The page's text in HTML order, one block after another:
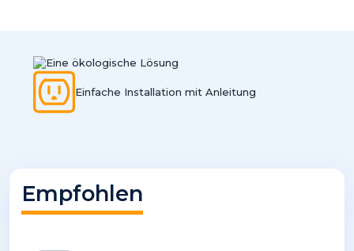
Eine ökologische Lösung
Einfache Installation mit Anleitung
Empfohlen